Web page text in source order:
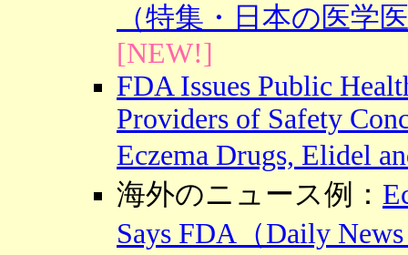
（特集・日本の医学
[NEW!]
FDA Issues Public
Providers of Safety
Eczema Drugs, Elidel
海外のニュース例：
Says FDA（Daily